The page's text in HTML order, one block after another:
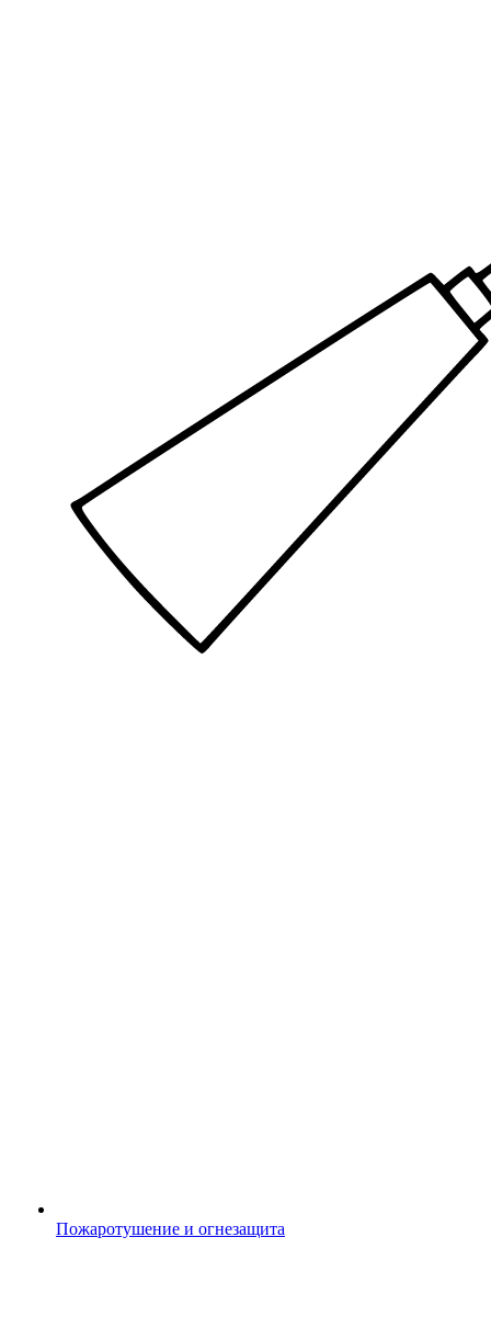
Пожаротушение и огнезащита